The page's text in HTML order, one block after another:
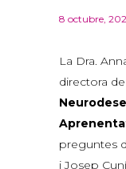
8 octubre,
La Dra.
directora de
preguntes
i Josep